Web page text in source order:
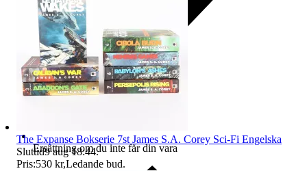
Ersättning om du inte får din vara
The Expanse Bokserie 7st James S.A. Corey Sci-Fi Engelska
Sluttid9 aug 18:44.
Pris:530 kr,Ledande bud.